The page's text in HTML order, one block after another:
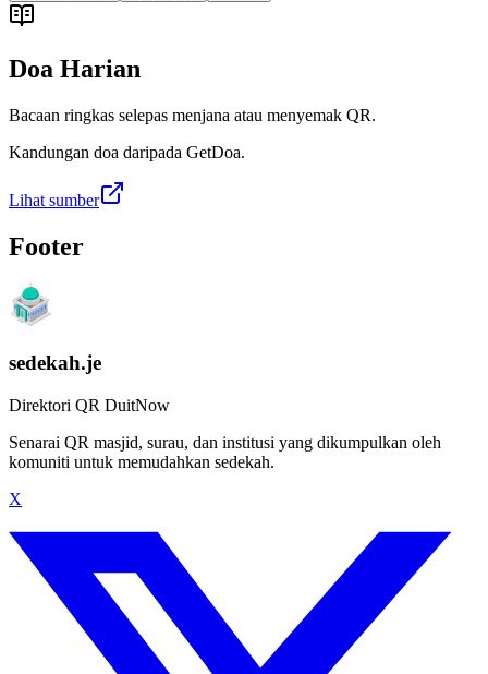
Doa Harian
Bacaan ringkas selepas menjana atau menyemak QR.
Kandungan doa daripada GetDoa.
Lihat sumber
Footer
sedekah.je
Direktori QR DuitNow
Senarai QR masjid, surau, dan institusi yang dikumpulkan oleh
komuniti untuk memudahkan sedekah.
X